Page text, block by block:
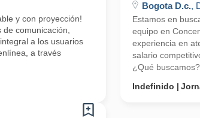
y con proyección!
comunicación,
a los usuarios
a través
Bogota D.c.,
Estamos en
equipo en
experiencia en
salario
¿Qué buscamos?
Indefinido